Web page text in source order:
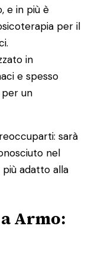
e in più è
per il
in
e spesso
un
sarà
nel
adatto alla
Armo: